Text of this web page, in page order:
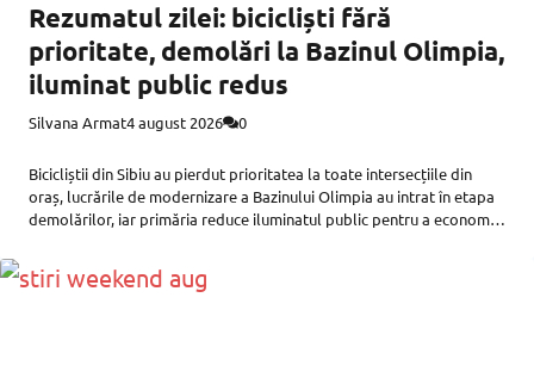
Rezumatul zilei: bicicliști fără
prioritate, demolări la Bazinul Olimpia,
iluminat public redus
Silvana Armat4 august 2026 0
Bicicliștii din Sibiu au pierdut prioritatea la toate intersecțiile din
oraș, lucrările de modernizare a Bazinului Olimpia au intrat în etapa
demolărilor, iar primăria reduce iluminatul public pentru a economisi